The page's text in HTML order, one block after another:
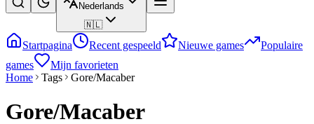
Nederlands
🇳🇱
Startpagina Recent gespeeld Nieuwe games
Populaire
games
Mijn favorieten
Home
Tags Gore/Macaber
Gore/Macaber